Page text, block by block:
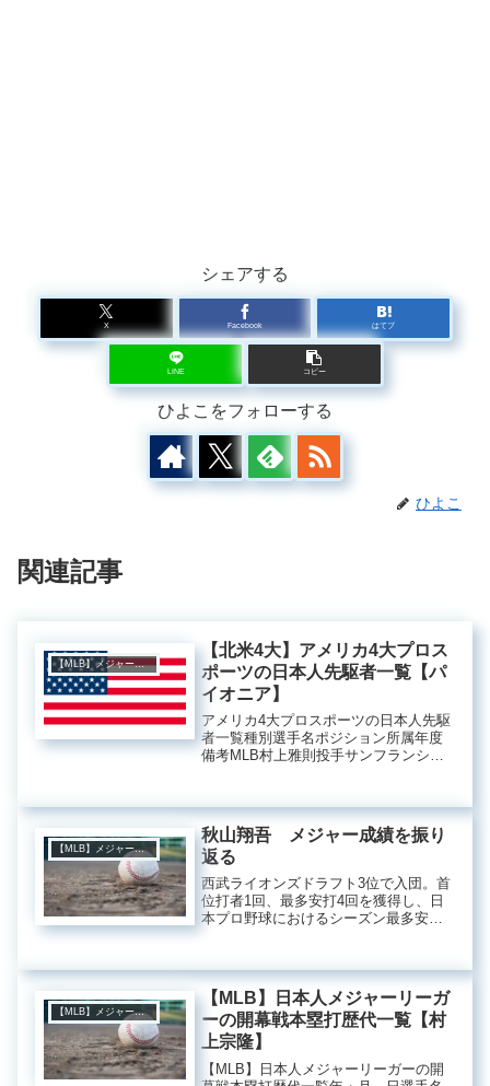
シェアする
X Facebook はてブ
LINE コピー
ひよこをフォローする
ひよこ
関連記事
【MLB】メジャーリーグ
【北米4大】アメリカ4大プロス
ポーツの日本人先駆者一覧【パ
イオニア】
アメリカ4大プロスポーツの日本人先駆
者一覧種別選手名ポジション所属年度
備考MLB村上雅則投手サンフランシス
点。NBA田臥勇太PGフェニックス・サ
ンズ2004年0...
【MLB】メジャーリーグ
秋山翔吾 メジャー成績を振り
返る
西武ライオンズドラフト3位で入団。首
位打者1回、最多安打4回を獲得し、日
本プロ野球におけるシーズン最多安打
ッターである秋山翔吾選手のメジャー
での成績を記載します。
【MLB】メジャーリーグ
【MLB】日本人メジャーリーガ
ーの開幕戦本塁打歴代一覧【村
上宗隆】
【MLB】日本人メジャーリーガーの開